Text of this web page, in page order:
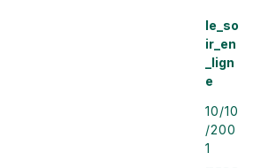
le_so
ir_en
_lign
e
10/10
/200
1